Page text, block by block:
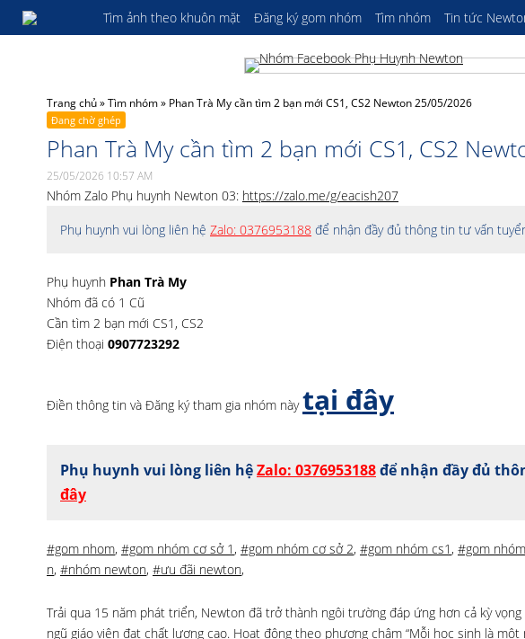
Tìm ảnh theo khuôn mặt Đăng ký gom nhóm Tìm nhóm Tin tức
Trang chủ»Tìm nhóm» Phan Trà My cần tìm 2 bạn mới CS1, CS2 Newton 25/05/2026
Đang chờ ghép
Phan Trà My cần tìm 2 bạn mới CS1, CS2
25/05/2026 10:57 AM
Nhóm Zalo Phụ huynh Newton 03: https://zalo.me/g/eacish207
Phụ huynh vui lòng liên hệ Zalo: 0376953188 để nhận đầy đủ thông tin tư vấn
Phụ huynh Phan Trà My
Nhóm đã có 1 Cũ
Cần tìm 2 bạn mới CS1, CS2
Điện thoại 0907723292
Điền thông tin và Đăng ký tham gia nhóm nàytại đây
Phụ huynh vui lòng liên hệZalo: 0376953188để nhận đầy đủ
đây
#gom nhom, #gom nhóm cơ sở 1 , #gom nhóm cơ sở 2, #gom nhóm cs1 , #gom
n, #nhóm newton, #ưu đãi newton,
Trải qua 15 năm phát triển, Newton đã trở thành ngôi trường đáp ứng hơn cả kỳ
ngũ giáo viên đạt chất lượng cao. Hoạt động theo phương châm “Mỗi học sinh là